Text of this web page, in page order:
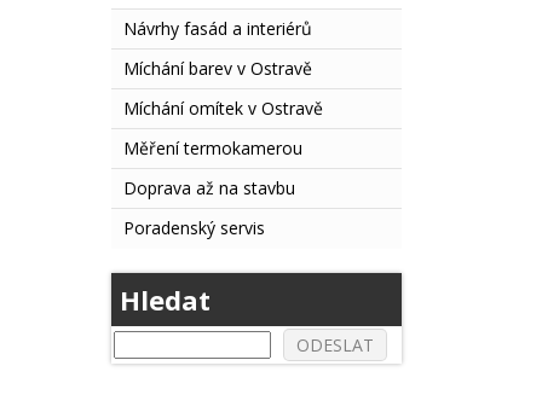
Návrhy fasád a interiérů
Míchání barev v Ostravě
Míchání omítek v Ostravě
Měření termokamerou
Doprava až na stavbu
Poradenský servis
Hledat